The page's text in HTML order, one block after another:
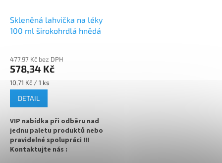
Skleněná lahvička na léky
100 ml širokohrdlá hnědá
477,97 Kč bez DPH
578,34 Kč
Měrná
cena:
10,71 Kč / 1 ks
DETAIL
VIP nabídka při odběru nad
jednu paletu produktů nebo
pravidelné spolupráci !!!
Kontaktujte nás :